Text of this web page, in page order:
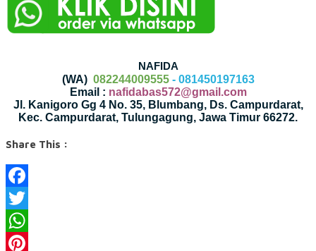
NAFIDA
(WA)082244009555 - 081450197163
Email : nafidabas572@gmail.com
Jl. Kanigoro Gg 4 No. 35, Blumbang, Ds. Campurdarat,
Kec. Campurdarat, Tulungagung, Jawa Timur 66272.
Share This :
Facebook
Twitter
WhatsApp